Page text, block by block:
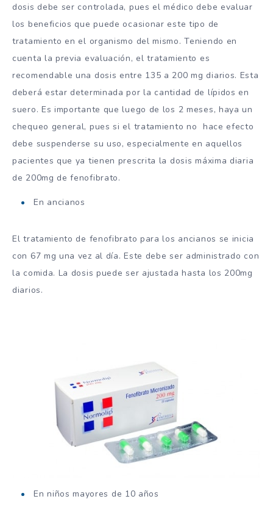
dosis debe ser controlada, pues el médico debe evaluar
los beneficios que puede ocasionar este tipo de
tratamiento en el organismo del mismo. Teniendo en
cuenta la previa evaluación, el tratamiento es
recomendable una dosis entre 135 a 200 mg diarios. Esta
deberá estar determinada por la cantidad de lípidos en
suero. Es importante que luego de los 2 meses, haya un
chequeo general, pues si el tratamiento no hace efecto
debe suspenderse su uso, especialmente en aquellos
pacientes que ya tienen prescrita la dosis máxima diaria
de 200mg de fenofibrato.
En ancianos
El tratamiento de fenofibrato para los ancianos se inicia
con 67 mg una vez al día. Este debe ser administrado con
la comida. La dosis puede ser ajustada hasta los 200mg
diarios.
En niños mayores de 10 años